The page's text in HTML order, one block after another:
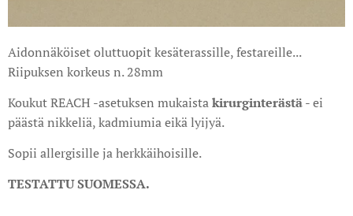
Aidonnäköiset oluttuopit kesäterassille, festareille...
Riipuksen korkeus n. 28mm
Koukut REACH -asetuksen mukaistakirurginterästä- ei
päästä nikkeliä, kadmiumia eikä lyijyä.
Sopii allergisille ja herkkäihoisille.
TESTATTU SUOMESSA.